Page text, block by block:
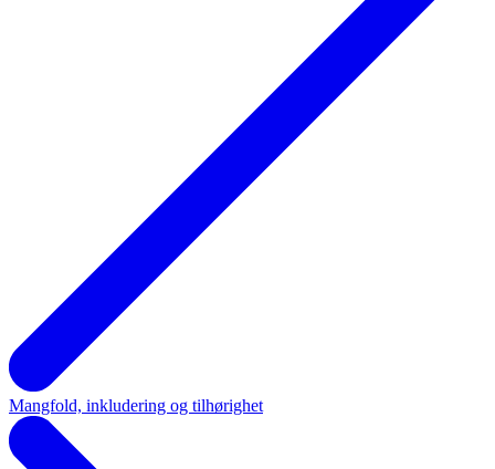
Mangfold, inkludering og tilhørighet